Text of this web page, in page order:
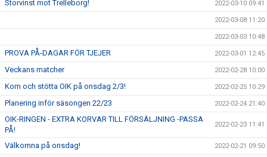
Storvinst mot Trelleborg! 2022-03-10 09:41
2022-03-08 11:20
2022-03-03 10:48
PROVA PÅ-DAGAR FÖR TJEJER 2022-03-01 12:45
Veckans matcher 2022-02-28 10:00
Kom och stötta OIK på onsdag 2/3! 2022-02-25 10:29
Planering inför säsongen 22/23 2022-02-24 21:40
OIK-RINGEN - EXTRA KORVAR TILL FÖRSÄLJNING -PASSA
PÅ!
2022-02-23 11:41
Välkomna på onsdag! 2022-02-21 09:50